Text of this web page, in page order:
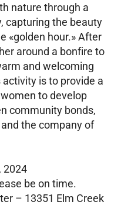
nature through a
capturing the beauty
«golden hour.» After
around a bonfire to
and welcoming
is to provide a
to develop
community bonds,
the company of
2024
be on time.
– 13351 Elm Creek